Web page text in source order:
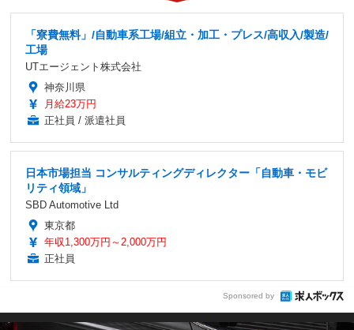
「寮費無料」/自動車系工場/組立・加工・プレス/高収入/製造/
工場
UTエージェント株式会社
神奈川県
月給23万円
正社員 / 派遣社員
日本市場担当 コンサルティングディレクター「自動車・モビ
リティ領域」
SBD Automotive Ltd
東京都
年収1,300万円～2,000万円
正社員
Sponsored by